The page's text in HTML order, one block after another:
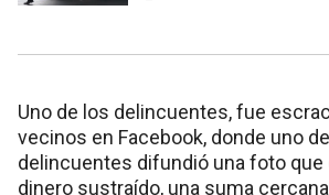
Uno de los delincuentes, fue
vecinos en Facebook, donde uno
delincuentes difundió una foto que
dinero sustraído, una suma